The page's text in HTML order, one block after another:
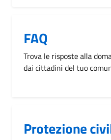
FAQ
Trova le risposte alla
dai cittadini del tuo
Protezione